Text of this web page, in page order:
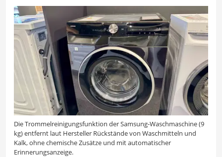
Die Trommelreinigungsfunktion der Samsung-Waschmaschine (9
kg) entfernt laut Hersteller Rückstände von Waschmitteln und
Kalk, ohne chemische Zusätze und mit automatischer
Erinnerungsanzeige.